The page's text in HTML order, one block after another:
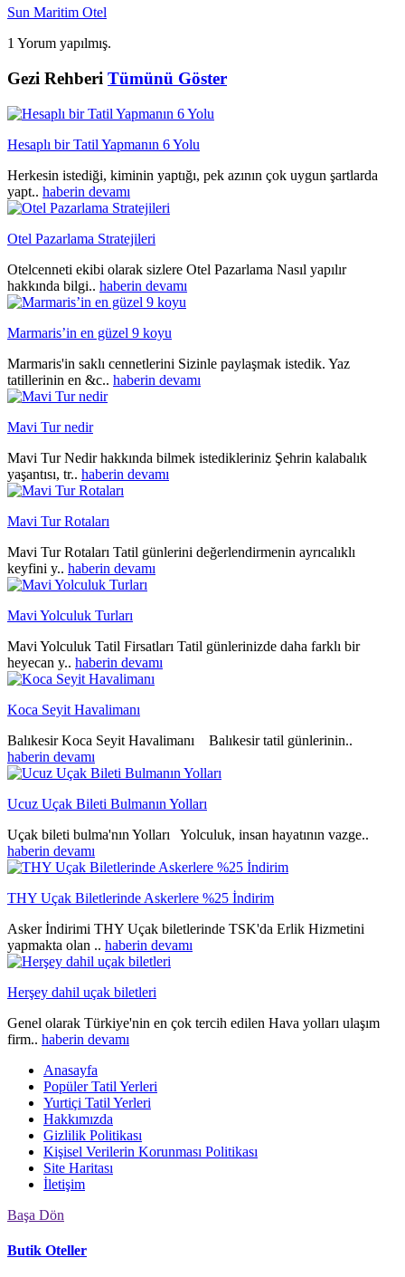
Sun Maritim Otel
1 Yorum yapılmış.
Gezi Rehberi Tümünü Göster
Hesaplı bir Tatil Yapmanın 6 Yolu
Herkesin istediği, kiminin yaptığı, pek azının çok uygun şartlarda
yapt.. haberin devamı
Otel Pazarlama Stratejileri
Otelcenneti ekibi olarak sizlere Otel Pazarlama Nasıl yapılır
hakkında bilgi.. haberin devamı
Marmaris’in en güzel 9 koyu
Marmaris'in saklı cennetlerini Sizinle paylaşmak istedik. Yaz
tatillerinin en &c.. haberin devamı
Mavi Tur nedir
Mavi Tur Nedir hakkında bilmek istedikleriniz Şehrin kalabalık
yaşantısı, tr.. haberin devamı
Mavi Tur Rotaları
Mavi Tur Rotaları Tatil günlerini değerlendirmenin ayrıcalıklı
keyfini y.. haberin devamı
Mavi Yolculuk Turları
Mavi Yolculuk Tatil Firsatları Tatil günlerinizde daha farklı bir
heyecan y.. haberin devamı
Koca Seyit Havalimanı
Balıkesir Koca Seyit Havalimanı Balıkesir tatil günlerinin..
haberin devamı
Ucuz Uçak Bileti Bulmanın Yolları
Uçak bileti bulma'nın Yolları Yolculuk, insan hayatının vazge..
haberin devamı
THY Uçak Biletlerinde Askerlere %25 İndirim
Asker İndirimi THY Uçak biletlerinde TSK'da Erlik Hizmetini
yapmakta olan .. haberin devamı
Herşey dahil uçak biletleri
Genel olarak Türkiye'nin en çok tercih edilen Hava yolları ulaşım
firm.. haberin devamı
Anasayfa
Popüler Tatil Yerleri
Yurtiçi Tatil Yerleri
Hakkımızda
Gizlilik Politikası
Kişisel Verilerin Korunması Politikası
Site Haritası
İletişim
Başa Dön
Butik Oteller